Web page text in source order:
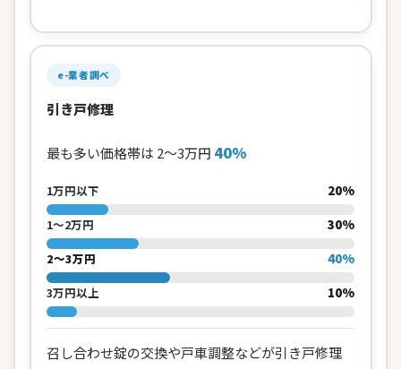
e-業者調べ
引き戸修理
最も多い価格帯は 2〜3万円 40%
1万円以下 20%
1〜2万円 30%
2〜3万円 40%
3万円以上 10%
召し合わせ錠の交換や戸車調整などが引き戸修理